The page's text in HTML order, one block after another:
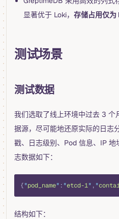
显著优于 Loki， 存储占用仅为
测试场景
测试数据
我们选取了线上环境中过去 3 个
据源，尽可能地还原实际的日志
戳、日志级别、Pod 信息、IP
志数据如下：
{"pod_name" : "etcd-1" , "
结构如下：